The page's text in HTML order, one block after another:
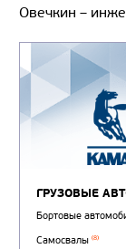
Овечкин –